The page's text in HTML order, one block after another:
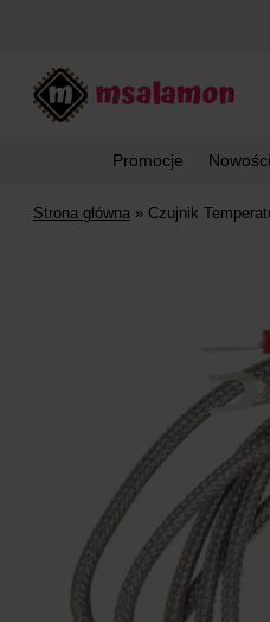
Promocje Nowości
Strona główna » Czujnik